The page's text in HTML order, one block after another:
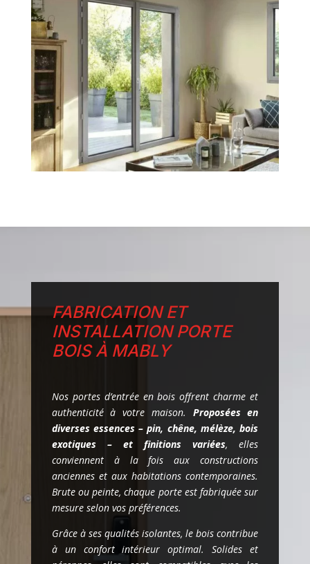
FABRICATION ET
INSTALLATION PORTE
BOIS À MABLY
Nos portes d’entrée en bois offrent charme et
authenticité à votre maison. Proposées en
diverses essences – pin, chêne, mélèze, bois
exotiques – et finitions variées, elles
conviennent à la fois aux constructions
anciennes et aux habitations contemporaines.
Brute ou peinte, chaque porte est fabriquée sur
mesure selon vos préférences.
Grâce à ses qualités isolantes, le bois contribue
à un confort intérieur optimal. Solides et